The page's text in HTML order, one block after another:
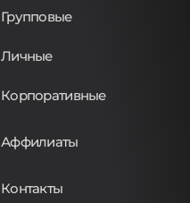
Групповые
Личные
Корпоративные
Аффилиаты
Контакты